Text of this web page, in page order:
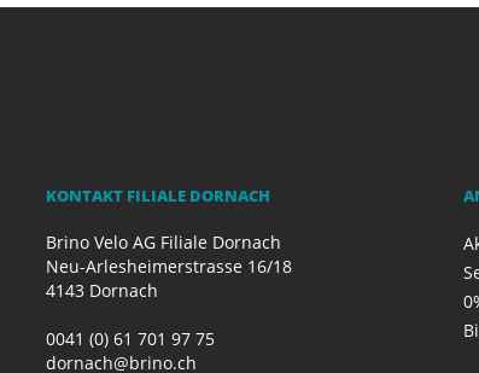
KONTAKT FILIALE DORNACH
Brino Velo AG Filiale Dornach
Neu-Arlesheimerstrasse 16/18
4143 Dornach
0041 (0) 61 701 97 75
dornach@brino.ch